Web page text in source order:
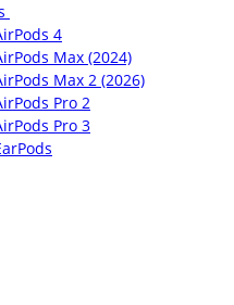
4
Max (2024)
Max 2 (2026)
Pro 2
Pro 3